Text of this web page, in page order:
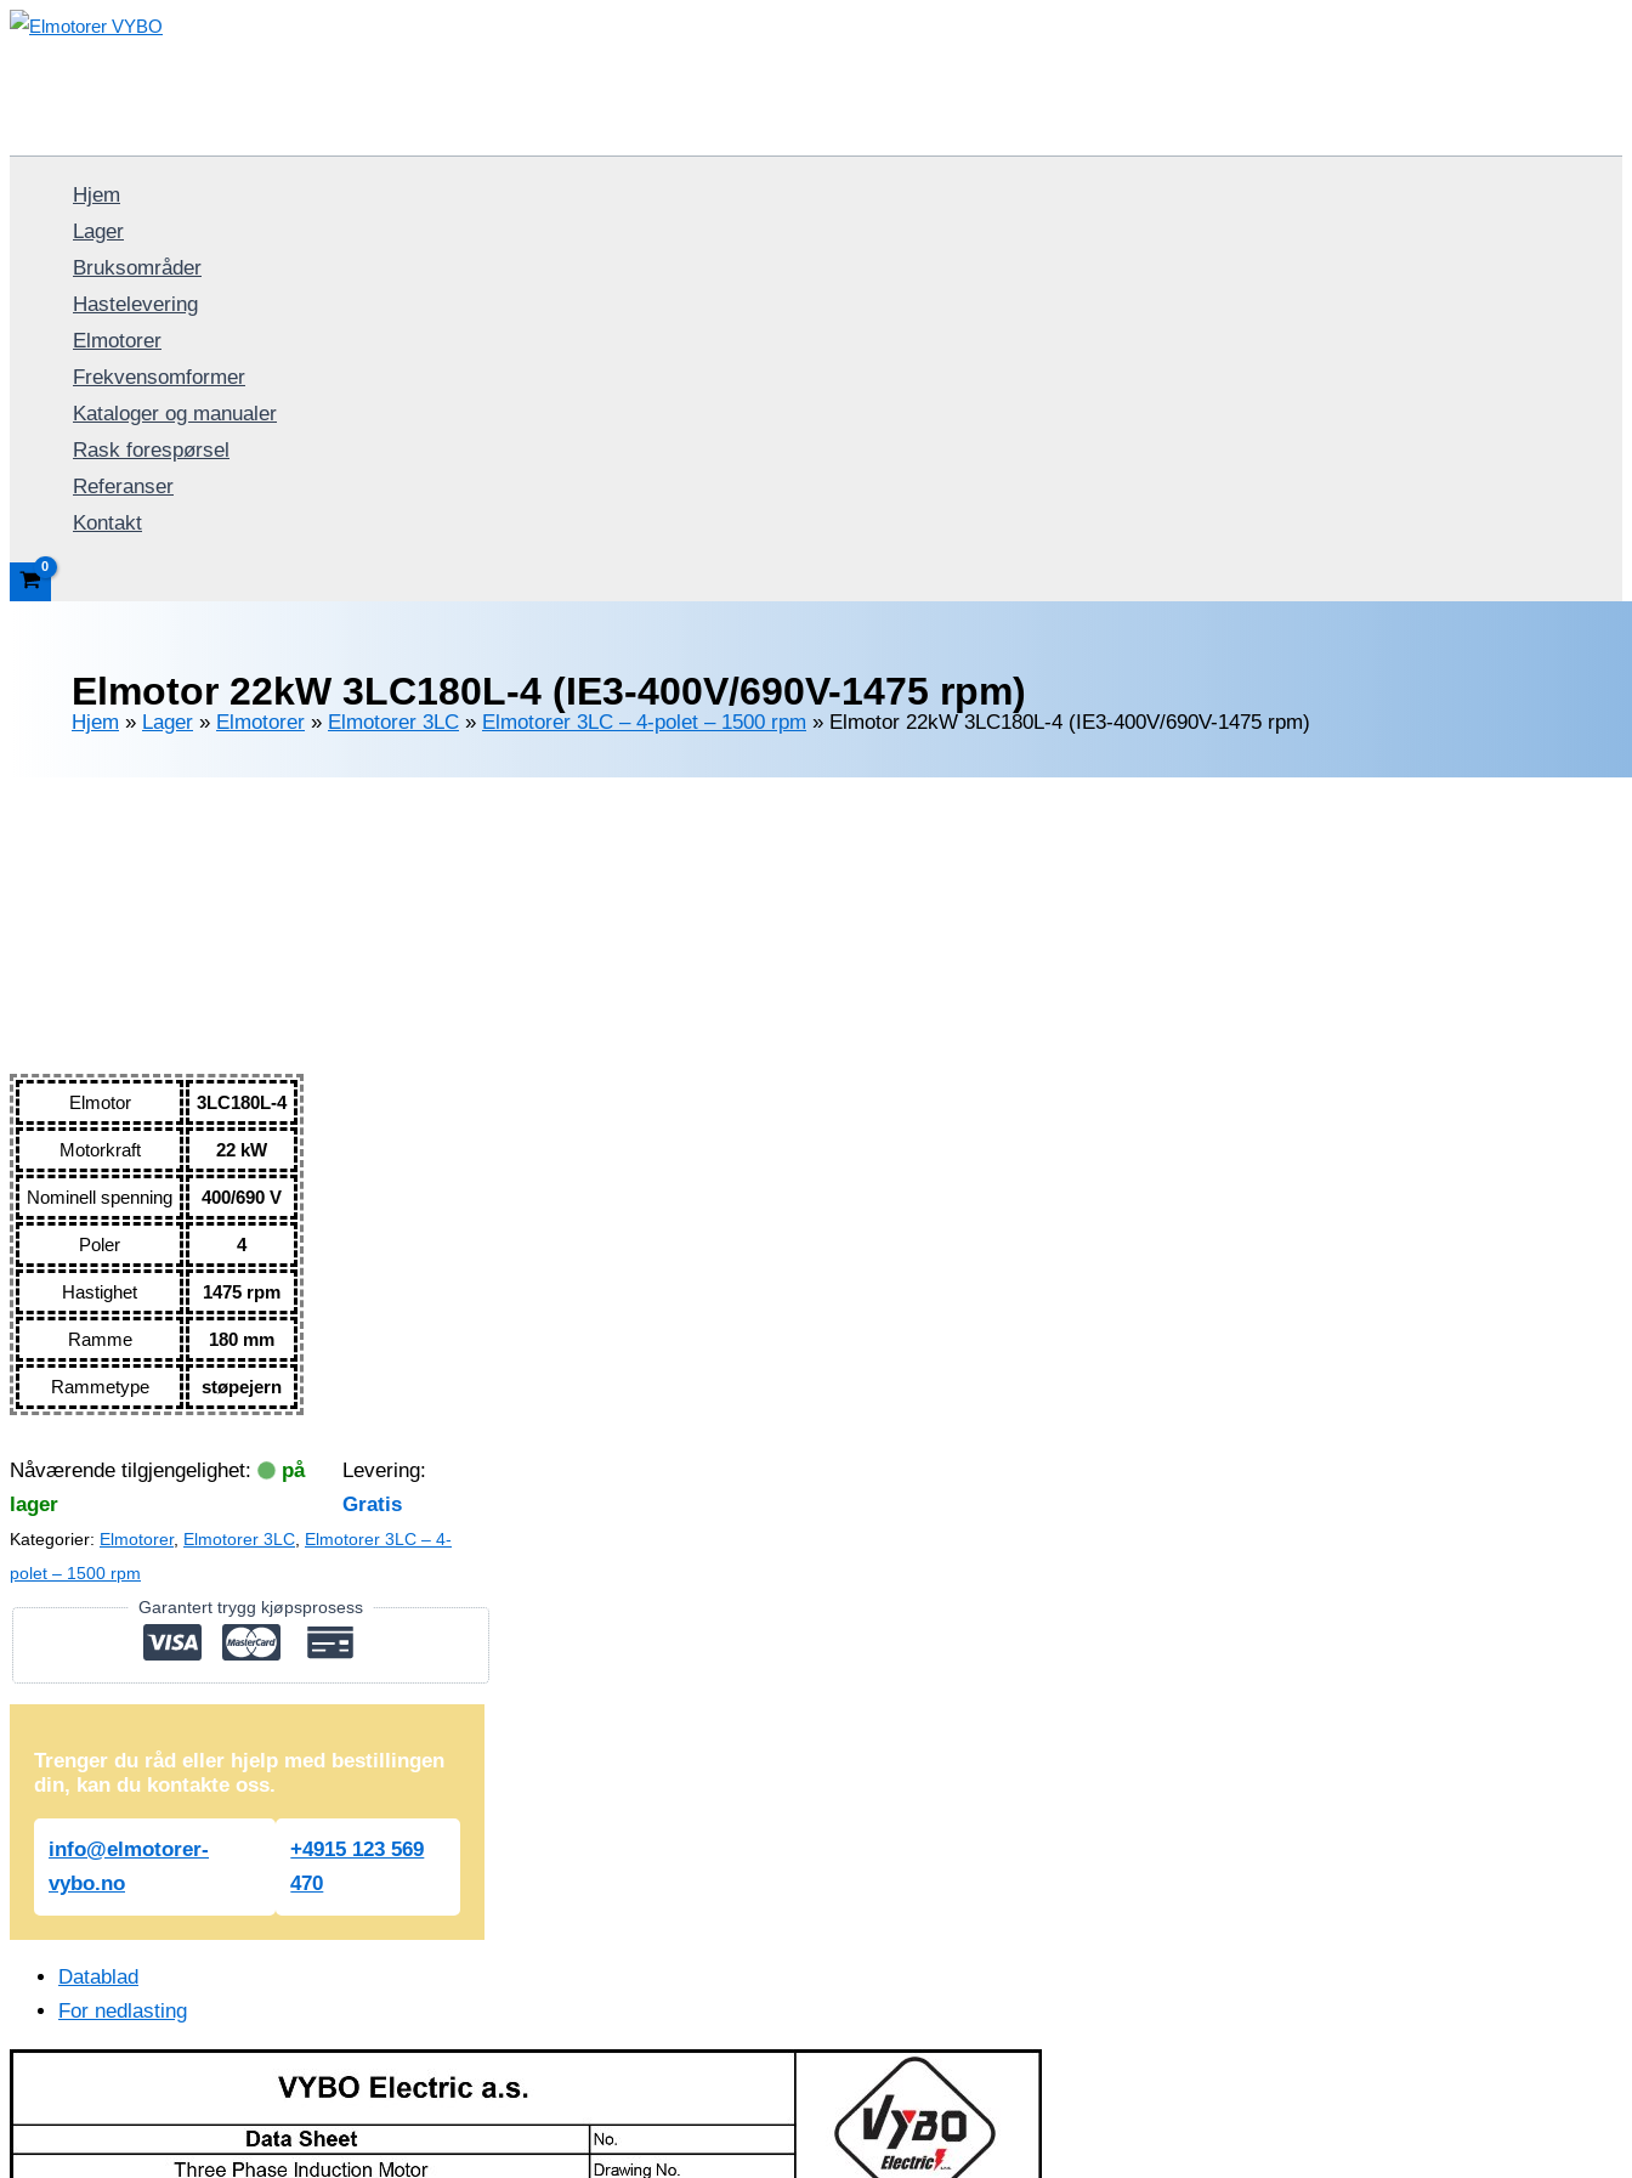
Hopp
Hjem
Lager
Bruksområder
Hastelevering
Elmotorer
Frekvensomformer
Kataloger og manualer
Rask forespørsel
Referanser
Kontakt
Elmotor 22kW 3LC180L-4 (IE3-400V/690V-1475 rpm)
Hjem » Lager » Elmotorer » Elmotorer 3LC » Elmotorer 3LC – 4-polet – 1500 rpm » Elmotor 22kW 3LC180L-4 (IE3-400V/690V-1475 rpm)
Elmotor 3LC180L-4
Motorkraft 22 kW
Nominell spenning 400/690 V
Poler 4
Hastighet 1475 rpm
Ramme 180 mm
Rammetype støpejern
Nåværende tilgjengelighet:
på
lager
Levering:
Gratis
Kategorier: Elmotorer, Elmotorer 3LC, Elmotorer 3LC – 4-
polet – 1500 rpm
Garantert trygg kjøpsprosess
Trenger du råd eller hjelp med bestillingen
din, kan du kontakte oss.
info@elmotorer-
vybo.no
+4915 123 569
470
Datablad
For nedlasting